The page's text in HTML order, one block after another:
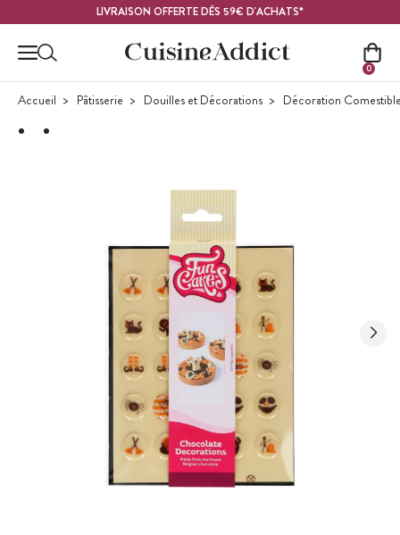
LIVRAISON OFFERTE DÈS 59€ D'ACHATS*
0
Accueil Pâtisserie Douilles et Décorations Décoration